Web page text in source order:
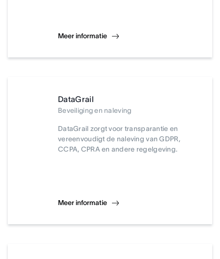
Meer informatie
DataGrail
Beveiliging en naleving
DataGrail zorgt voor transparantie en
vereenvoudigt de naleving van GDPR,
CCPA, CPRA en andere regelgeving.
Meer informatie